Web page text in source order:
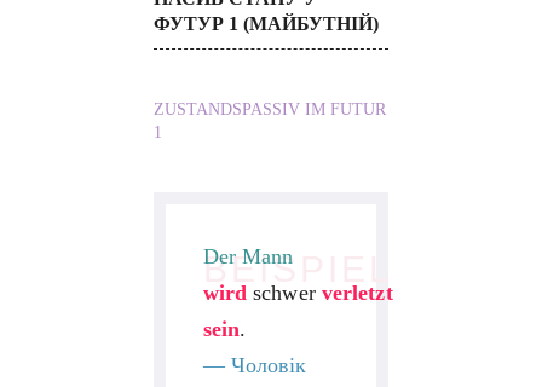
ФУТУР 1 (МАЙБУТНІЙ)
ZUSTANDSPASSIV IM FUTUR
1
BEISPIEL
Der Mann
wird schwer verletzt
sein.
—Чоловік